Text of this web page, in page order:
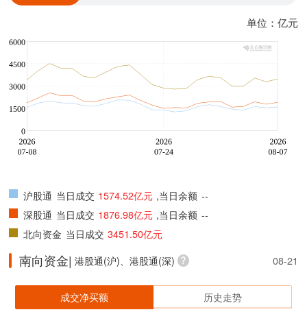
单位：亿元
沪股通 当日成交 1574.52亿元 ,当日余额 --
深股通 当日成交 1876.98亿元 ,当日余额 --
北向资金 当日成交 3451.50亿元
南向资金| 港股通(沪)、港股通(深) 08-21
成交净买额 历史走势